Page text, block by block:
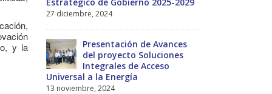
y la
6 septiembre, 2024
Encuentro de Líderes y
Lideresas para
Fortalecimiento Integral de
la Gobernanza y Derechos Humanos
en la CNB con Enfoque de Género